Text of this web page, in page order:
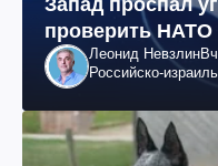
проверить НАТО
Леонид Невзлин
Российско-
"ЮКОСа"